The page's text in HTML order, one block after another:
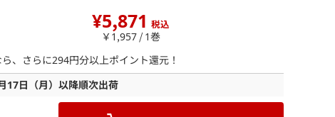
¥5,871 税込
￥1,957 / 1巻
、さらに294円分以上ポイント還元！
17日（月）以降順次出荷